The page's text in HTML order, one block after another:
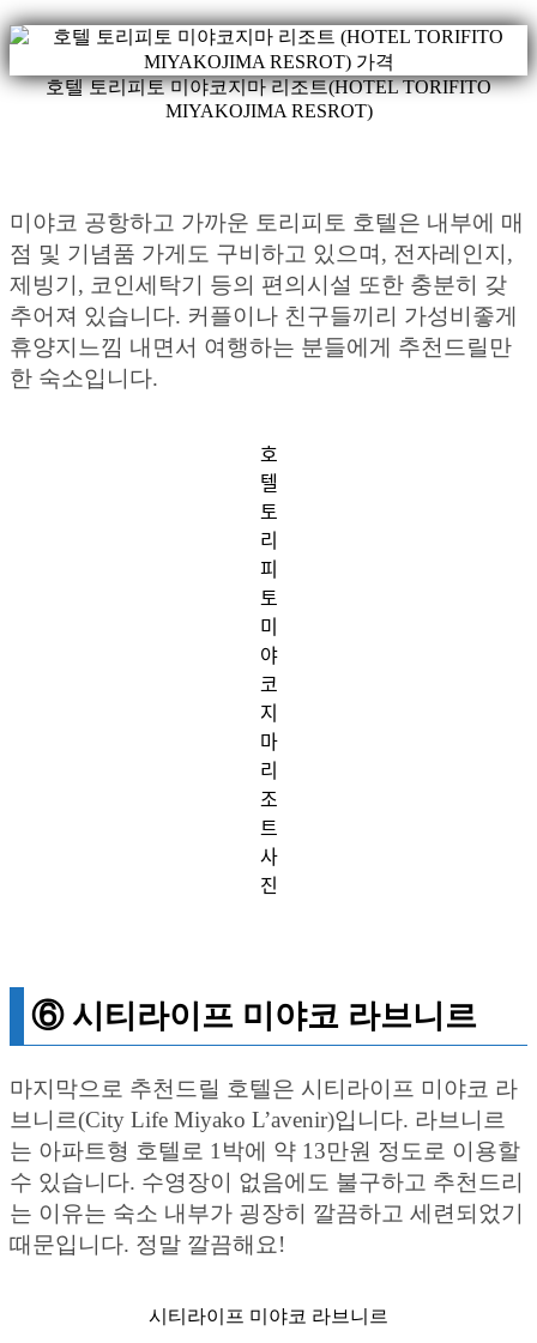
호텔 토리피토 미야코지마 리조트(HOTEL TORIFITO
MIYAKOJIMA RESROT)
미야코 공항하고 가까운 토리피토 호텔은 내부에 매
점 및 기념품 가게도 구비하고 있으며, 전자레인지,
제빙기, 코인세탁기 등의 편의시설 또한 충분히 갖
추어져 있습니다. 커플이나 친구들끼리 가성비좋게
휴양지느낌 내면서 여행하는 분들에게 추천드릴만
한 숙소입니다.
호
텔
토
리
피
토
미
야
코
지
마
리
조
트
사
진
⑥ 시티라이프 미야코 라브니르
마지막으로 추천드릴 호텔은 시티라이프 미야코 라
브니르(City Life Miyako L’avenir)입니다. 라브니르
는 아파트형 호텔로 1박에 약 13만원 정도로 이용할
수 있습니다. 수영장이 없음에도 불구하고 추천드리
는 이유는 숙소 내부가 굉장히 깔끔하고 세련되었기
때문입니다. 정말 깔끔해요!
시티라이프 미야코 라브니르